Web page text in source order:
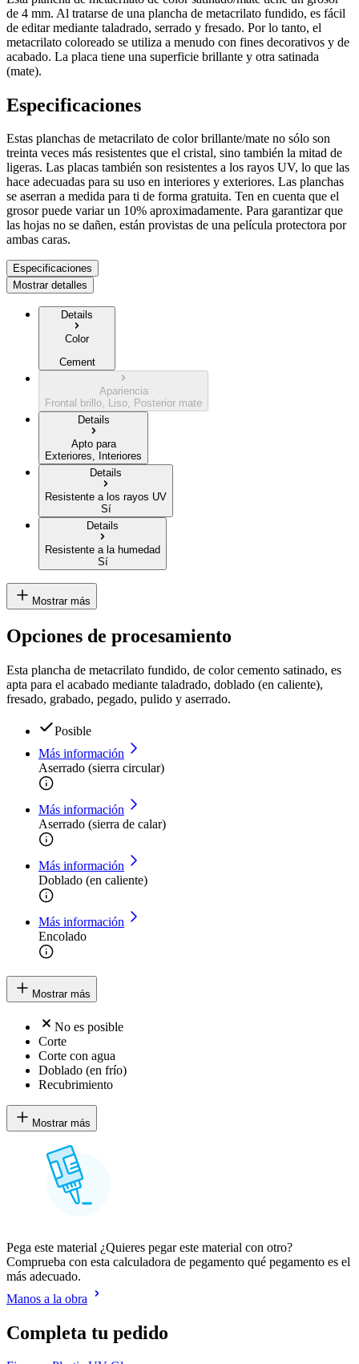
de 4 mm. Al tratarse de una plancha de metacrilato fundido, es fácil
de editar mediante taladrado, serrado y fresado. Por lo tanto, el
metacrilato coloreado se utiliza a menudo con fines decorativos y de
acabado. La placa tiene una superficie brillante y otra satinada
(mate).
Especificaciones
Estas planchas de metacrilato de color brillante/mate no sólo son
treinta veces más resistentes que el cristal, sino también la mitad de
ligeras. Las placas también son resistentes a los rayos UV, lo que las
hace adecuadas para su uso en interiores y exteriores. Las planchas
se aserran a medida para ti de forma gratuita. Ten en cuenta que el
grosor puede variar un 10% aproximadamente. Para garantizar que
las hojas no se dañen, están provistas de una película protectora por
ambas caras.
Especificaciones
Mostrar detalles
Details
Color
Cement
Apariencia
Frontal brillo, Liso, Posterior mate
Details
Apto para
Exteriores, Interiores
Details
Resistente a los rayos UV
Sí
Details
Resistente a la humedad
Sí
Mostrar más
Opciones de procesamiento
Esta plancha de metacrilato fundido, de color cemento satinado, es
apta para el acabado mediante taladrado, doblado (en caliente),
fresado, grabado, pegado, pulido y aserrado.
Posible
Más información
Aserrado (sierra circular)
Más información
Aserrado (sierra de calar)
Más información
Doblado (en caliente)
Más información
Encolado
Mostrar más
No es posible
Corte
Corte con agua
Doblado (en frío)
Recubrimiento
Mostrar más
Pega este material ¿Quieres pegar este material con otro?
Comprueba con esta calculadora de pegamento qué pegamento es el
más adecuado.
Manos a la obra
Completa tu pedido